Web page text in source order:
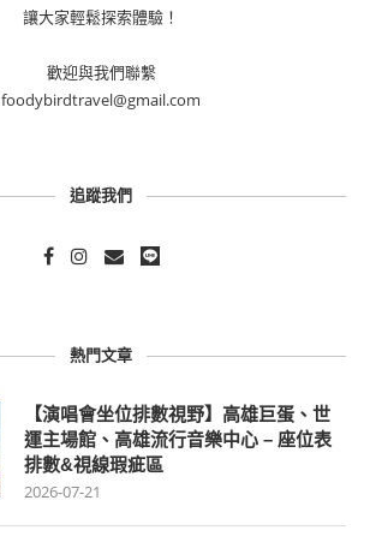
讓大家輕鬆探索體驗！
歡迎與我們聯繫
foodybirdtravel@gmail.com
追蹤我們
熱門文章
【演唱會坐位排數視野】高雄巨蛋、世
運主場館、高雄流行音樂中心 – 座位表
排數&視線瑕疵區
2026-07-21